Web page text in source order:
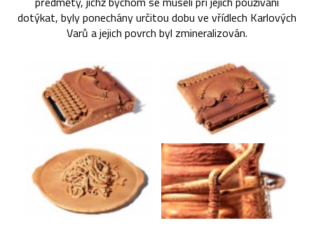
dotýkat, byly ponechány určitou dobu ve vřídlech Karlových
Varů a jejich povrch byl zmineralizován.